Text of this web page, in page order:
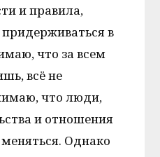
и правила,
в
что за всем
всё не
что люди,
и отношения
Однако